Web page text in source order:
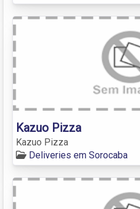
Kazuo Pizza
Kazuo Pizza
Deliveries em Sorocaba